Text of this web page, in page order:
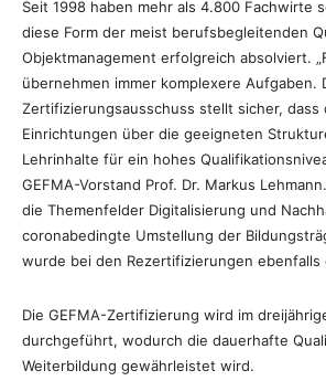
Seit 1998 haben mehr als 4.800 Fachwirte
diese Form der meist berufsbegleitenden
Objektmanagement erfolgreich absolviert.
übernehmen immer komplexere Aufgaben.
Zertifizierungsausschuss stellt sicher, dass
Einrichtungen über die geeigneten
Lehrinhalte für ein hohes
GEFMA-Vorstand Prof. Dr. Markus
die Themenfelder Digitalisierung und
coronabedingte Umstellung der
wurde bei den Rezertifizierungen ebenfalls
Die GEFMA-Zertifizierung wird im
durchgeführt, wodurch die dauerhafte
Weiterbildung gewährleistet wird.